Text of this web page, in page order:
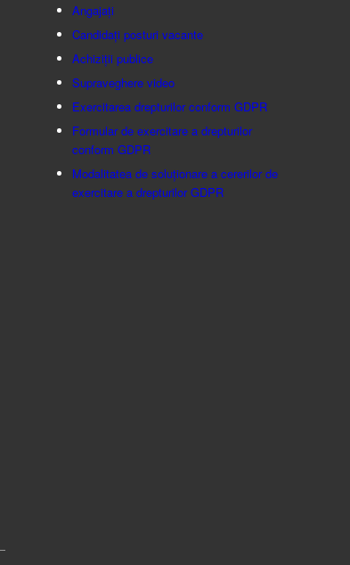
Angajați
Candidați posturi vacante
Achiziții publice
Supraveghere video
Exercitarea drepturilor conform GDPR
Formular de exercitare a drepturilor
conform GDPR
Modalitatea de soluționare a cererilor de
exercitare a drepturilor GDPR